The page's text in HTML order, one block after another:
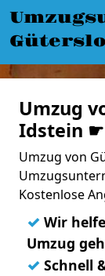
Umzug
Idstein ☛
Umzug von
Kostenlose
✓ Wir
Umzug
✓ Schnell